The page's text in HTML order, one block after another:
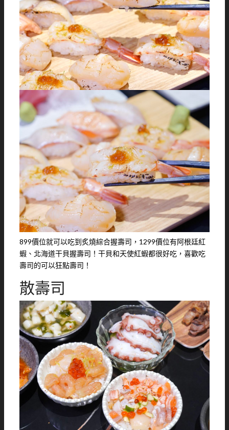
899價位就可以吃到炙燒綜合握壽司，1299價位有阿根廷紅
蝦、北海道干貝握壽司！干貝和天使紅蝦都很好吃，喜歡吃
壽司的可以狂點壽司！
散壽司